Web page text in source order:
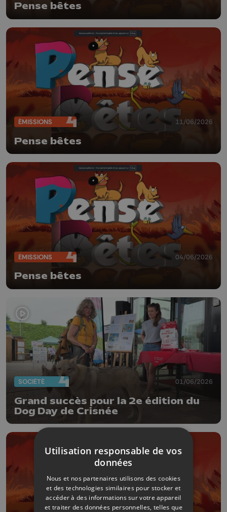
Pense bêtes
ÉMISSIONS 11/06/2026
Pense bêtes
ÉMISSIONS 04/06/2026
Pense bêtes
SOCIÉTÉ 01/06/2026
Grand succès pour la 2e édition du
Dog Day de Crisnée
Utilisation responsable de vos
données
Nous et nos partenaires utilisons des cookies
et des technologies similaires pour stocker et
accéder à des informations sur votre appareil
et traiter des données personnelles, telles que